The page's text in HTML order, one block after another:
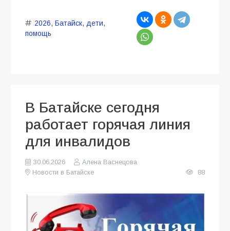
2026, Батайск, дети,
помощь
В Батайске сегодня
работает горячая линия
для инвалидов
30.06.2026
Алена Васнецова
Новости в Батайске
88